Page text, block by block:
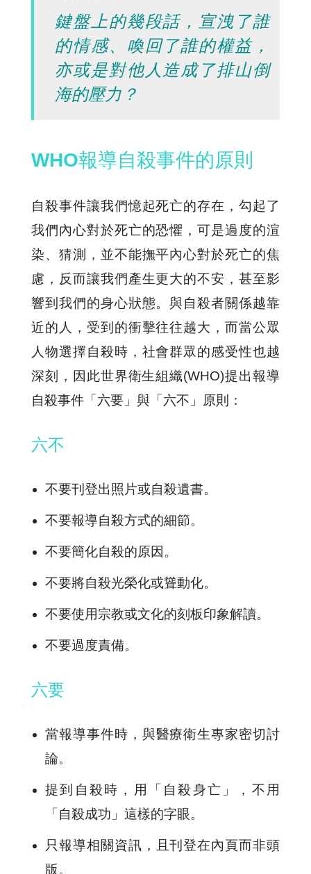
鍵盤上的幾段話，宣洩了誰
的情感、喚回了誰的權益，
亦或是對他人造成了排山倒
海的壓力？
WHO報導自殺事件的原則
自殺事件讓我們憶起死亡的存在，勾起了
我們內心對於死亡的恐懼，可是過度的渲
染、猜測，並不能撫平內心對於死亡的焦
慮，反而讓我們產生更大的不安，甚至影
響到我們的身心狀態。與自殺者關係越靠
近的人，受到的衝擊往往越大，而當公眾
人物選擇自殺時，社會群眾的感受性也越
深刻，因此世界衛生組織(WHO)提出報導
自殺事件「六要」與「六不」原則：
六不
不要刊登出照片或自殺遺書。
不要報導自殺方式的細節。
不要簡化自殺的原因。
不要將自殺光榮化或聳動化。
不要使用宗教或文化的刻板印象解讀。
不要過度責備。
六要
當報導事件時，與醫療衛生專家密切討
論。
提到自殺時，用「自殺身亡」，不用
「自殺成功」這樣的字眼。
只報導相關資訊，且刊登在內頁而非頭
版。